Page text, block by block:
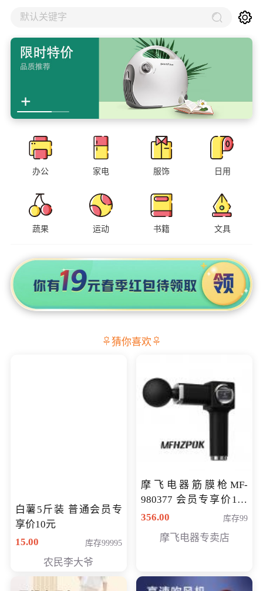
默认关键字
办公 家电 服饰 日用
蔬果 运动 书籍 文具
猜你喜欢
白薯5斤装 普通会员专
享价10元
15.00
库存99995
农民李大爷
摩飞电器筋膜枪MF-
980377 会员专享价199
元
356.00 库存99
摩飞电器专卖店